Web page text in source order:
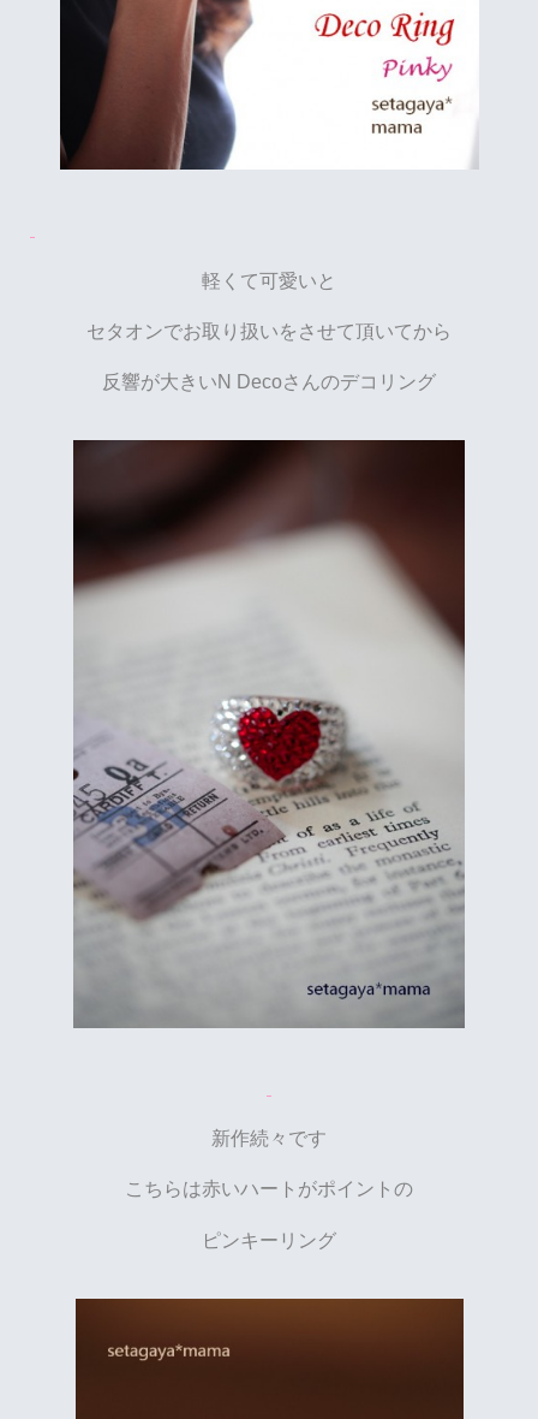
軽くて可愛いと
セタオンでお取り扱いをさせて頂いてから
反響が大きいN Decoさんのデコリング
新作続々です
こちらは赤いハートがポイントの
ピンキーリング